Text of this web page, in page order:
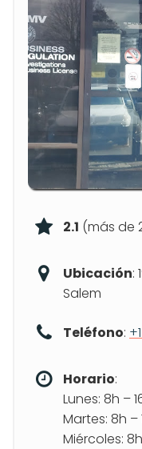
2.1 (más de
Ubicación:
Salem
Teléfono:
Horario:
Lunes: 8h –
Martes: 8h –
Miércoles: